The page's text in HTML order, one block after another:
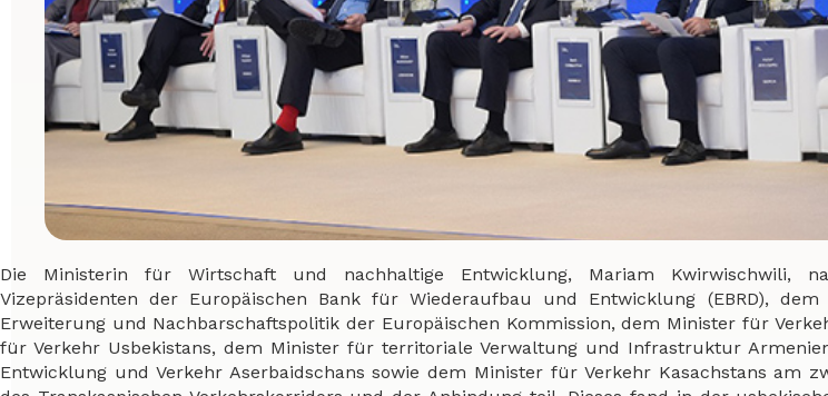
Die Ministerin für Wirtschaft und nachhaltige Entwicklung, Mariam Kwirwischwili,
Vizepräsidenten der Europäischen Bank für Wiederaufbau und Entwicklung (EBRD),
Erweiterung und Nachbarschaftspolitik der Europäischen Kommission, dem Minister für
für Verkehr Usbekistans, dem Minister für territoriale Verwaltung und Infrastruktur
Entwicklung und Verkehr Aserbaidschans sowie dem Minister für Verkehr Kasachstans am